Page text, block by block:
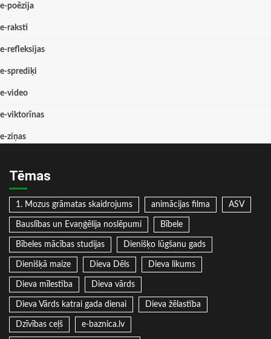
e-poēzija
e-raksti
e-refleksijas
e-sprediķi
e-video
e-viktorīnas
e-ziņas
Tēmas
1. Mozus grāmatas skaidrojums animācijas filma ASV
Bauslības un Evaņģēlija noslēpumi Bībele
Bībeles mācības studijas Dienišķo lūgšanu gads
Dienišķā maize Dieva Dēls Dieva likums
Dieva mīlestība Dieva vārds
Dieva Vārds katrai gada dienai Dieva žēlastība
Dzīvības ceļš e-baznica.lv